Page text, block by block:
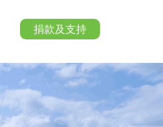
捐款及支持